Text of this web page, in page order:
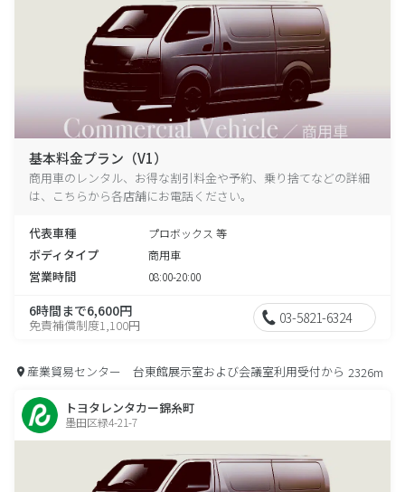
基本料金プラン（V1）
商用車のレンタル、お得な割引料金や予約、乗り捨てなどの詳細
は、こちらから各店舗にお電話ください。
代表車種 プロボックス 等
ボディタイプ 商用車
営業時間 08:00-20:00
6時間まで6,600円
免責補償制度1,100円 03-5821-6324
産業貿易センター 台東館展示室および会議室利用受付から 2326m
トヨタレンタカー錦糸町
墨田区緑4-21-7